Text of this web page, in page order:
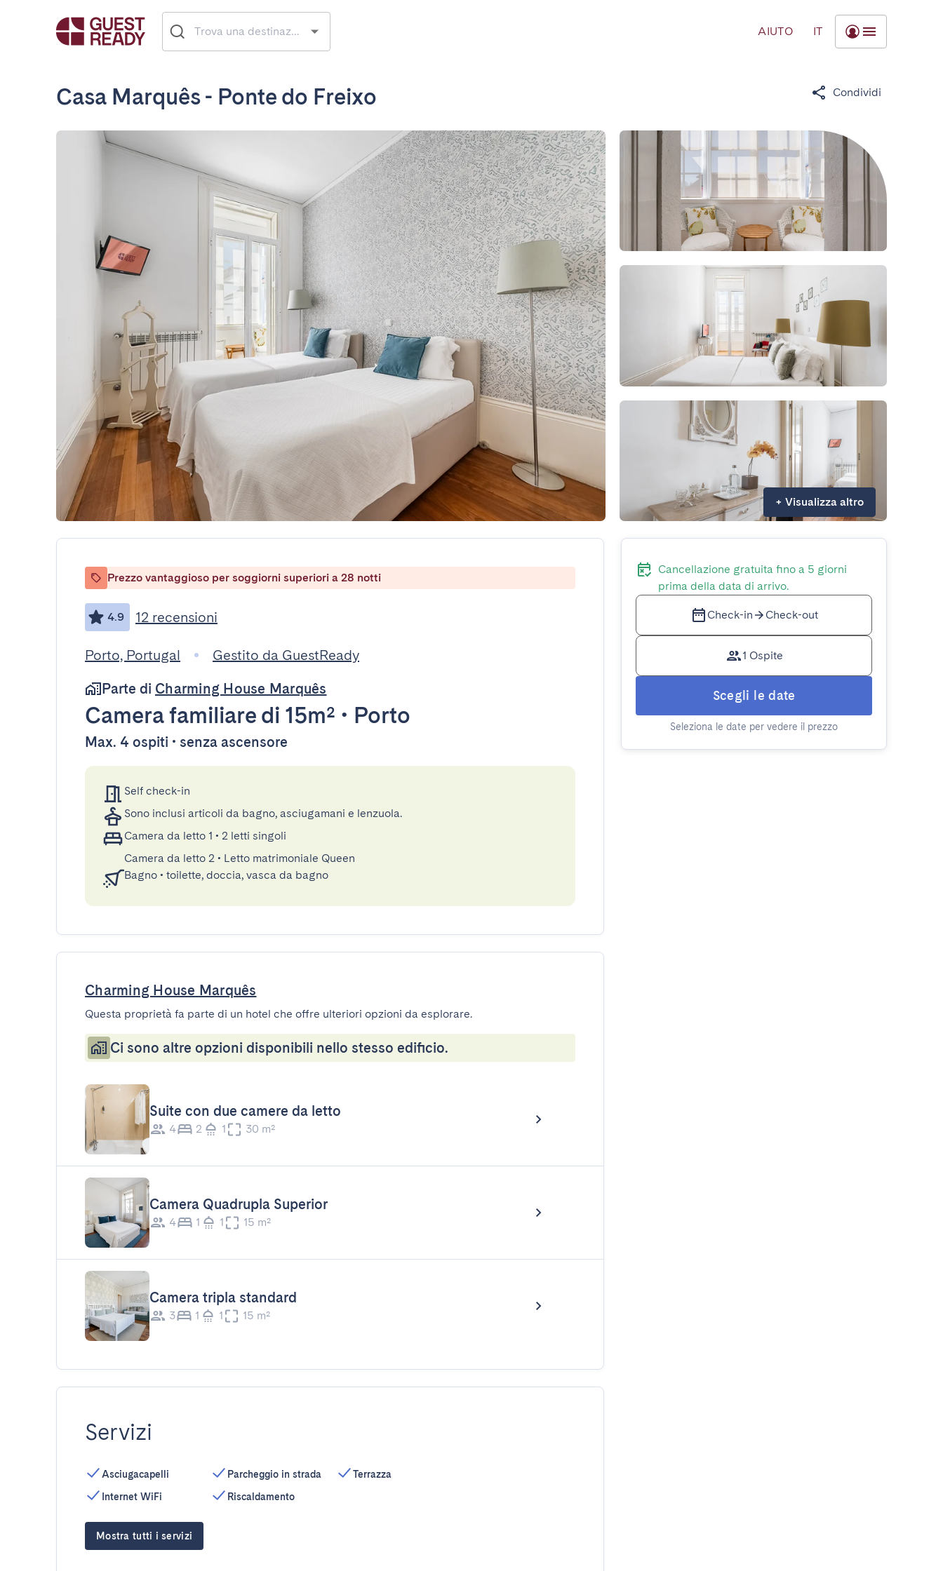
AIUTO IT
Casa Marquês - Ponte do Freixo Condividi
+ Visualizza altro
Prezzo vantaggioso per soggiorni superiori a 28 notti
4.9 12 recensioni
Porto, Portugal
Gestito da GuestReady
Parte di Charming House Marquês
Camera familiare di 15m² • Porto
Max. 4 ospiti • senza ascensore
Self check-in
Sono inclusi articoli da bagno, asciugamani e lenzuola.
Camera da letto 1 • 2 letti singoli
Camera da letto 2 • Letto matrimoniale Queen
Bagno • toilette, doccia, vasca da bagno
Charming House Marquês
Questa proprietà fa parte di un hotel che offre ulteriori opzioni da esplorare.
Ci sono altre opzioni disponibili nello stesso edificio.
Suite con due camere da letto
4 2 1 30 m²
Camera Quadrupla Superior
4 1 1 15 m²
Camera tripla standard
3 1 1 15 m²
Servizi
Asciugacapelli
Internet WiFi
Parcheggio in strada
Riscaldamento
Terrazza
Mostra tutti i servizi
Cancellazione gratuita fino a 5 giorni
prima della data di arrivo.
Check-in Check-out
1 Ospite
Scegli le date
Seleziona le date per vedere il prezzo